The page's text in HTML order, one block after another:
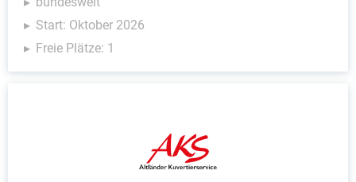
Start: Oktober 2026
Freie Plätze: 1